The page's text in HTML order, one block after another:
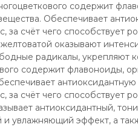
содержит
Обеспечивает
за счёт чего способствует
оказывают
радикалы, укрепляют
содержит флавоноиды,
за счёт чего способствует
антиоксидантный,
и увлажняющий эффект, а